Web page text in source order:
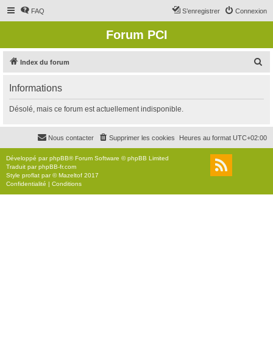
FAQ Connexion
S’enregistrer
Forum PCI
Index du forum
r
c
r
Informations
Désolé, mais ce forum est actuellement indisponible.
Heures au format UTC+02:00
Supprimer les cookies
Nous contacter
Développé parphpBB® Forum Software © phpBB Limited
Traduit parphpBB-fr.com
Style proflat par ©Mazeltof 2017
Confidentialité | Conditions